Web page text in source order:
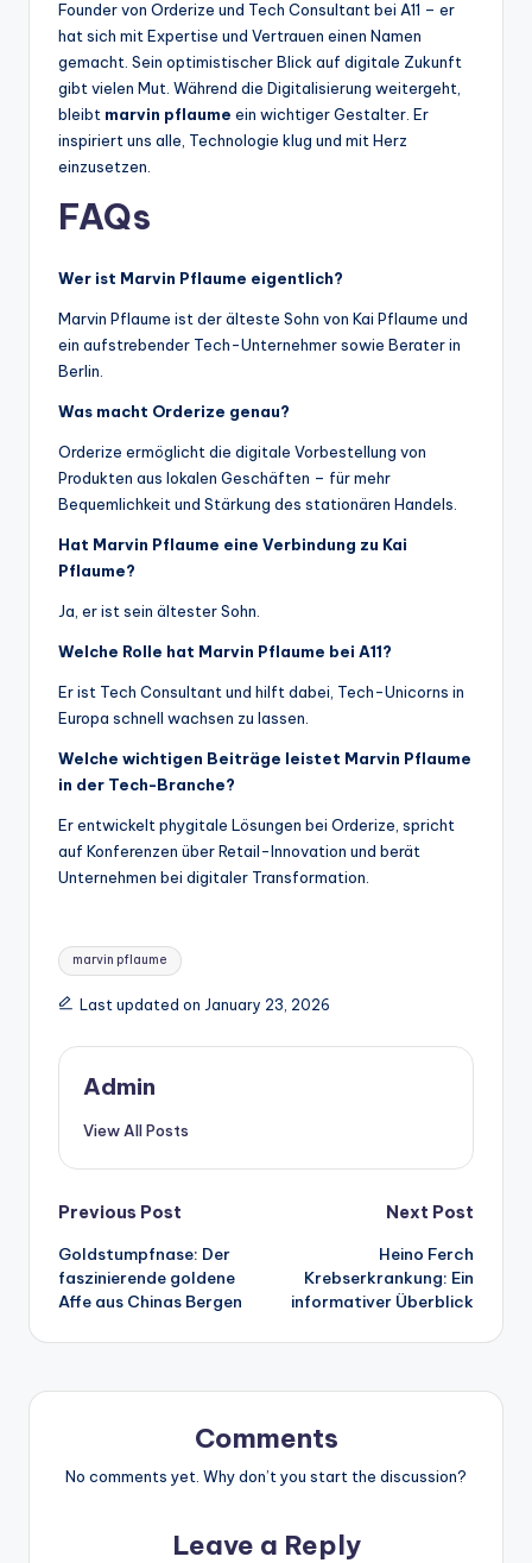
Founder von Orderize und Tech Consultant bei A11 – er
hat sich mit Expertise und Vertrauen einen Namen
gemacht. Sein optimistischer Blick auf digitale Zukunft
gibt vielen Mut. Während die Digitalisierung weitergeht,
bleibt marvin pflaume ein wichtiger Gestalter. Er
inspiriert uns alle, Technologie klug und mit Herz
einzusetzen.
FAQs
Wer ist Marvin Pflaume eigentlich?
Marvin Pflaume ist der älteste Sohn von Kai Pflaume und
ein aufstrebender Tech-Unternehmer sowie Berater in
Berlin.
Was macht Orderize genau?
Orderize ermöglicht die digitale Vorbestellung von
Produkten aus lokalen Geschäften – für mehr
Bequemlichkeit und Stärkung des stationären Handels.
Hat Marvin Pflaume eine Verbindung zu Kai
Pflaume?
Ja, er ist sein ältester Sohn.
Welche Rolle hat Marvin Pflaume bei A11?
Er ist Tech Consultant und hilft dabei, Tech-Unicorns in
Europa schnell wachsen zu lassen.
Welche wichtigen Beiträge leistet Marvin Pflaume
in der Tech-Branche?
Er entwickelt phygitale Lösungen bei Orderize, spricht
auf Konferenzen über Retail-Innovation und berät
Unternehmen bei digitaler Transformation.
Tags:
marvin pflaume
Last updated on January 23, 2026
Admin
View All Posts
Post
navigation
Previous Post
Goldstumpfnase: Der
faszinierende goldene
Affe aus Chinas Bergen
Next Post
Heino Ferch
Krebserkrankung: Ein
informativer Überblick
Comments
No comments yet. Why don’t you start the discussion?
Leave a Reply